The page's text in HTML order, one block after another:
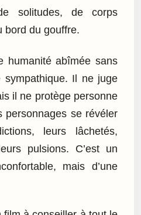
solitudes, de corps
bord du gouffre.
humanité abîmée sans
Il ne juge
il ne protège personne
personnages se révéler
leurs lâchetés,
pulsions. C’est un
mais d’une